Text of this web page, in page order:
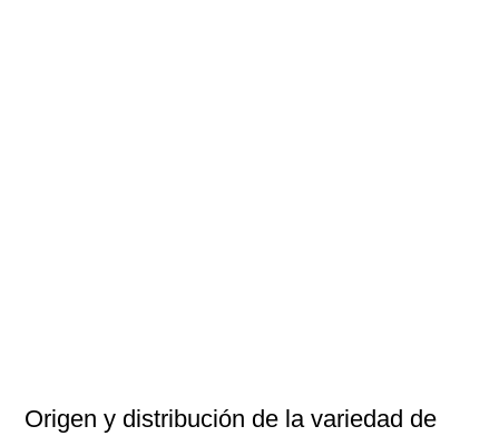
Origen y distribución de la variedad de